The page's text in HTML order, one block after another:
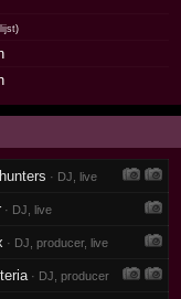
)
· DJ, live
· DJ, live
· DJ, producer, live
· DJ, producer